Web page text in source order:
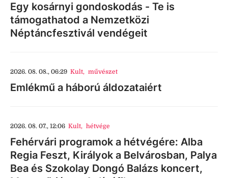
Egy kosárnyi gondoskodás - Te is
támogathatod a Nemzetközi
Néptáncfesztivál vendégeit
2026. 08. 08., 06:29 Kult, művészet
Emlékmű a háború áldozataiért
2026. 08. 07., 12:06 Kult, hétvége
Fehérvári programok a hétvégére: Alba
Regia Feszt, Királyok a Belvárosban, Palya
Bea és Szokolay Dongó Balázs koncert,